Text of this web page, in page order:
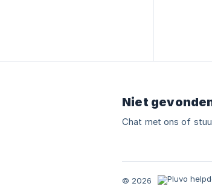
Niet
Chat met ons of
© 2026